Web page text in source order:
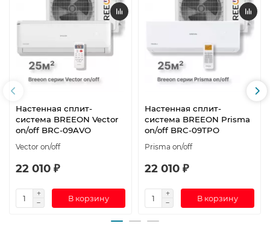
Настенная сплит-
система BREEON Vector
on/off BRC-09AVO
Vector on/off
22 010 ₽
В корзину
Настенная сплит-
система BREEON Prisma
on/off BRC-09TPO
Prisma on/off
22 010 ₽
В корзину